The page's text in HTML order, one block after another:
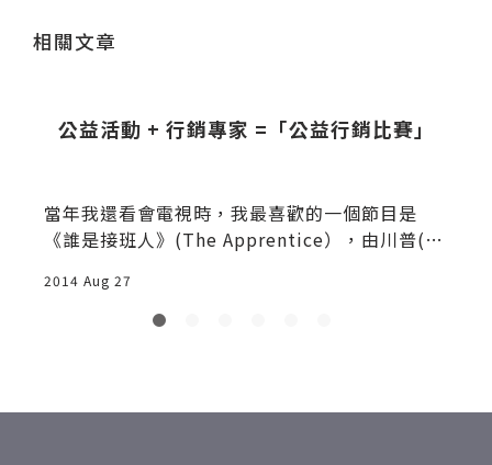
相關文章
公益活動 + 行銷專家 =「公益行銷比賽」
當年我還看會電視時，我最喜歡的一個節目是
《誰是接班人》(The Apprentice），由川普(D
候選人，最後的贏家可以為Trump工作一年，高
薪又有知名度。每集的任務都不一樣，但這節目
2014 Aug 27